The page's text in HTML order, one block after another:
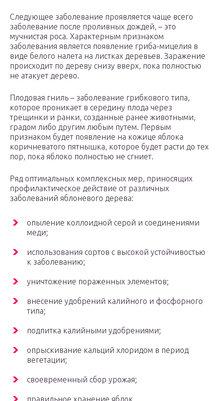
Следующее заболевание проявляется чаще всего
заболевание после проливных дождей, – это
мучнистая роса. Характерным признаком
заболевания является появление гриба-мицелия в
виде белого налета на листках деревьев. Заражение
происходит по дереву снизу вверх, пока полностью
не атакует дерево.
Плодовая гниль – заболевание грибкового типа,
которое проникает в середину плода через
трещинки и ранки, созданные ранее животными,
градом либо другим любым путем. Первым
признаком будет появление на кожице яблока
коричневатого пятнышка, которое будет расти до тех
пор, пока яблоко полностью не сгниет.
Ряд оптимальных комплексных мер, приносящих
профилактическое действие от различных
заболеваний яблоневого дерева:
опыление коллоидной серой и соединениями
меди;
использования сортов с высокой устойчивостью
к заболеванию;
уничтожение пораженных элементов;
внесение удобрений калийного и фосфорного
типа;
подпитка калийными удобрениями;
опрыскивание кальций хлоридом в период
вегетации;
своевременный сбор урожая;
правильное хранение яблок.